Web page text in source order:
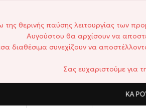
θερινής παύσης λειτουργίας των
Αυγούστου θα αρχίσουν να
διαθέσιμα συνεχίζουν να
Σας ευχαριστούμε για
CUSTOM MADE ΕΠΑΓΓΕΛΜΑΤΙΚΆ ΡΟΎΧΑ